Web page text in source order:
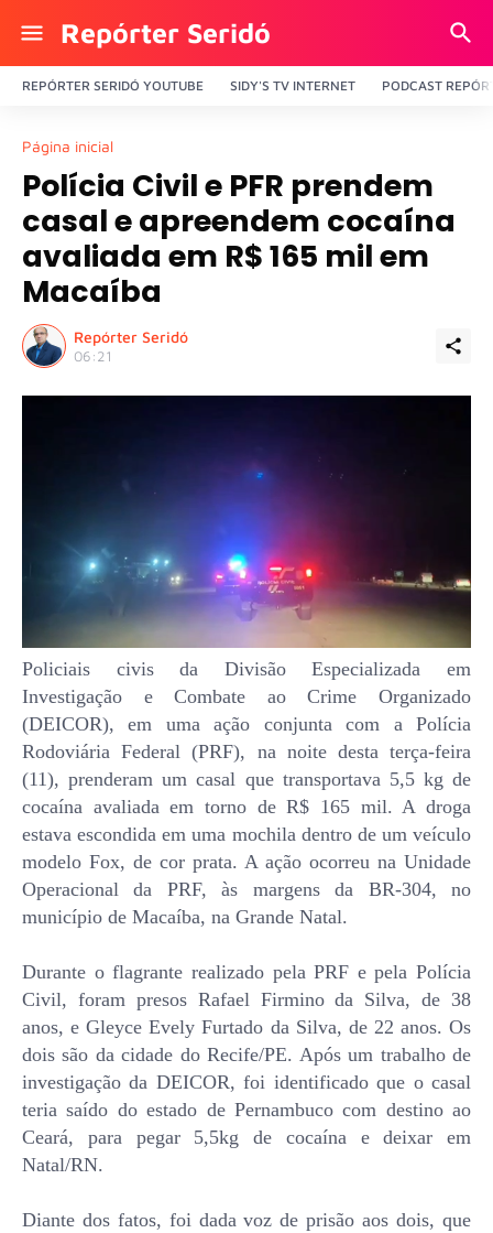
Repórter Seridó
REPÓRTER SERIDÓ YOUTUBE SIDY'S TV INTERNET PODCAST
Página inicial
Polícia Civil e PFR prendem
casal e apreendem cocaína
avaliada em R$ 165 mil em
Macaíba
Repórter Seridó
06:21
Policiais civis da Divisão Especializada em
Investigação e Combate ao Crime Organizado
(DEICOR), em uma ação conjunta com a Polícia
Rodoviária Federal (PRF), na noite desta terça-feira
(11), prenderam um casal que transportava 5,5 kg de
cocaína avaliada em torno de R$ 165 mil. A droga
estava escondida em uma mochila dentro de um veículo
modelo Fox, de cor prata. A ação ocorreu na Unidade
Operacional da PRF, às margens da BR-304, no
município de Macaíba, na Grande Natal.
Durante o flagrante realizado pela PRF e pela Polícia
Civil, foram presos Rafael Firmino da Silva, de 38
anos, e Gleyce Evely Furtado da Silva, de 22 anos. Os
dois são da cidade do Recife/PE. Após um trabalho de
investigação da DEICOR, foi identificado que o casal
teria saído do estado de Pernambuco com destino ao
Ceará, para pegar 5,5kg de cocaína e deixar em
Natal/RN.
Diante dos fatos, foi dada voz de prisão aos dois, que